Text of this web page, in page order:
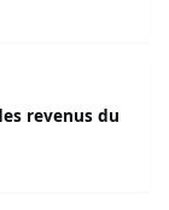
revenus du